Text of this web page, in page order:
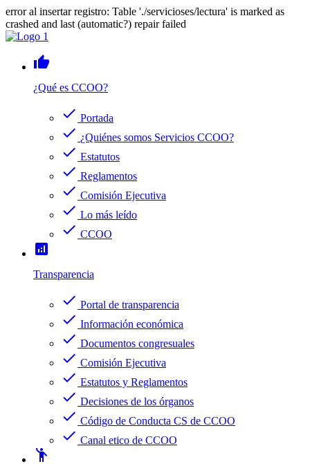
error al insertar registro: Table './servicioses/lectura' is marked as
crashed and last (automatic?) repair failed
thumb_up
¿Qué es CCOO?
check Portada
check ¿Quiénes somos Servicios CCOO?
check Estatutos
check Reglamentos
check Comisión Ejecutiva
check Lo más leído
check CCOO
analytics
Transparencia
check Portal de transparencia
check Información económica
check Documentos congresuales
check Comisión Ejecutiva
check Estatutos y Reglamentos
check Decisiones de los órganos
check Código de Conducta CS de CCOO
check Canal etico de CCOO
emoji_people